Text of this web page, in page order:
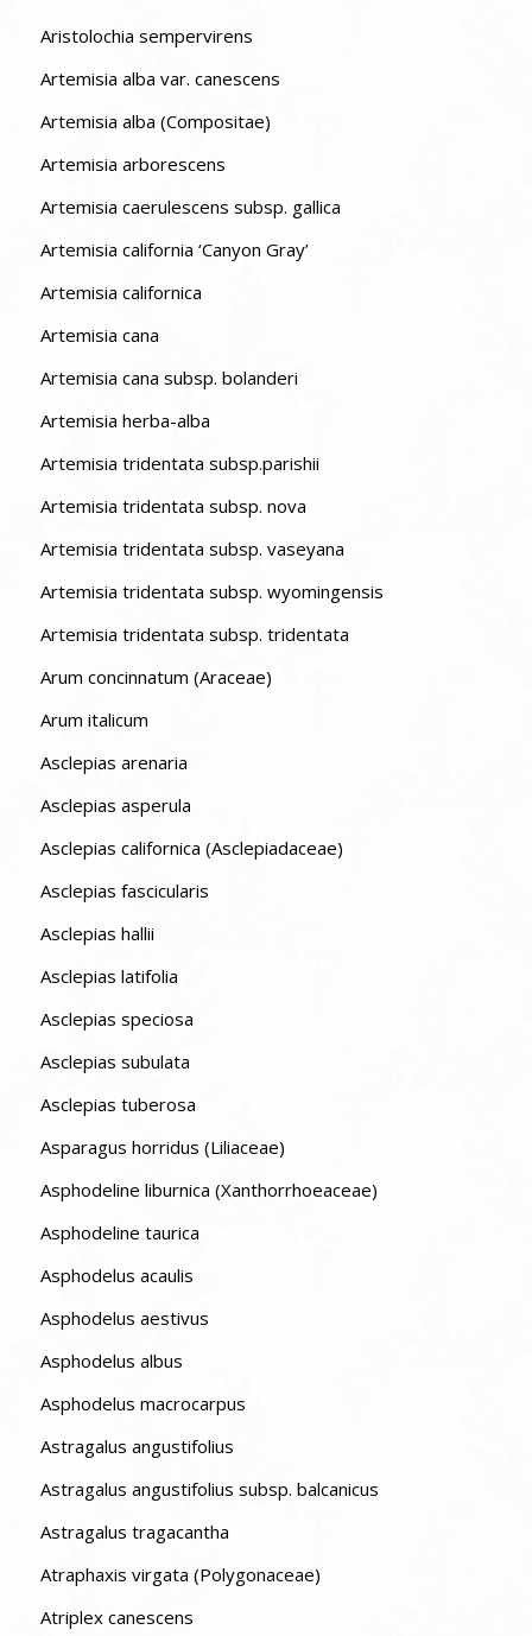
Aristolochia sempervirens
Artemisia alba var. canescens
Artemisia alba (Compositae)
Artemisia arborescens
Artemisia caerulescens subsp. gallica
Artemisia california ‘Canyon Gray’
Artemisia californica
Artemisia cana
Artemisia cana subsp. bolanderi
Artemisia herba-alba
Artemisia tridentata subsp.parishii
Artemisia tridentata subsp. nova
Artemisia tridentata subsp. vaseyana
Artemisia tridentata subsp. wyomingensis
Artemisia tridentata subsp. tridentata
Arum concinnatum (Araceae)
Arum italicum
Asclepias arenaria
Asclepias asperula
Asclepias californica (Asclepiadaceae)
Asclepias fascicularis
Asclepias hallii
Asclepias latifolia
Asclepias speciosa
Asclepias subulata
Asclepias tuberosa
Asparagus horridus (Liliaceae)
Asphodeline liburnica (Xanthorrhoeaceae)
Asphodeline taurica
Asphodelus acaulis
Asphodelus aestivus
Asphodelus albus
Asphodelus macrocarpus
Astragalus angustifolius
Astragalus angustifolius subsp. balcanicus
Astragalus tragacantha
Atraphaxis virgata (Polygonaceae)
Atriplex canescens